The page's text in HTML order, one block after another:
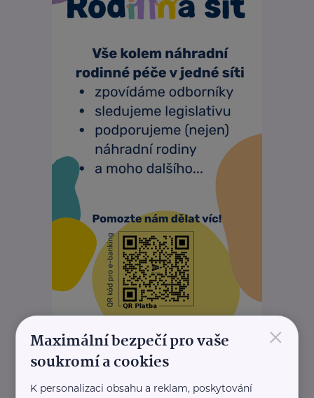
REKLAMA ×
Maximální bezpečí pro vaše
soukromí a cookies
K personalizaci obsahu a reklam, poskytování